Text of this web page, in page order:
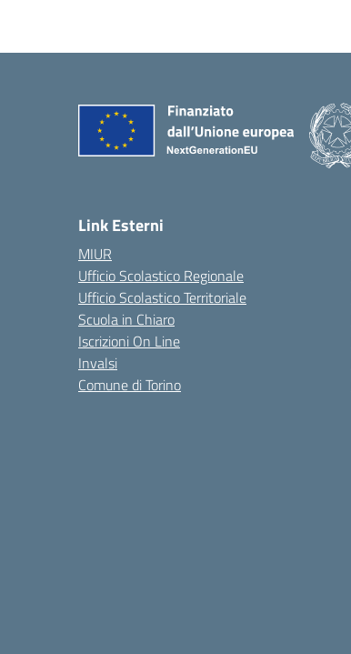
Link Esterni
MIUR
Ufficio Scolastico Regionale
Ufficio Scolastico Territoriale
Scuola in Chiaro
Iscrizioni On Line
Invalsi
Comune di Torino